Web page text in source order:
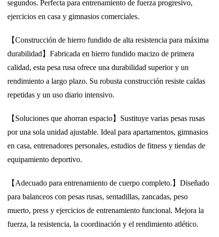
segundos. Perfecta para entrenamiento de fuerza progresivo,
ejercicios en casa y gimnasios comerciales.
【Construcción de hierro fundido de alta resistencia para máxima
durabilidad】 Fabricada en hierro fundido macizo de primera
calidad, esta pesa rusa ofrece una durabilidad superior y un
rendimiento a largo plazo. Su robusta construcción resiste caídas
repetidas y un uso diario intensivo.
【Soluciones que ahorran espacio】 Sustituye varias pesas rusas
por una sola unidad ajustable. Ideal para apartamentos, gimnasios
en casa, entrenadores personales, estudios de fitness y tiendas de
equipamiento deportivo.
【Adecuado para entrenamiento de cuerpo completo.】 Diseñado
para balanceos con pesas rusas, sentadillas, zancadas, peso
muerto, press y ejercicios de entrenamiento funcional. Mejora la
fuerza, la resistencia, la coordinación y el rendimiento atlético.